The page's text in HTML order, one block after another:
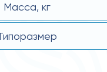
Масса, кг